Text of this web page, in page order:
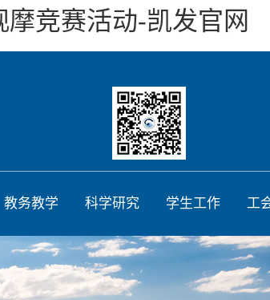
竞赛活动-凯发官网
教务教学 科学研究 学生工作 工